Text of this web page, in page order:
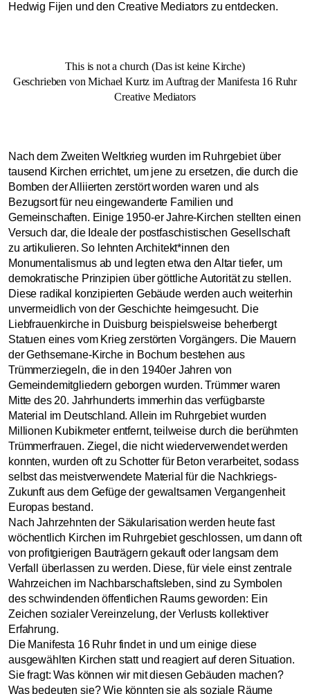
Hedwig Fijen und den Creative Mediatorszu entdecken.
This is not a church (Das ist keine Kirche)
Geschrieben von Michael Kurtz im Auftrag der Manifesta 16 Ruhr
Creative Mediators
Nach dem Zweiten Weltkrieg wurden im Ruhrgebiet über
tausend Kirchen errichtet, um jene zu ersetzen, die durch die
Bomben der Alliierten zerstört worden waren und als
Bezugsort für neu eingewanderte Familien und
Gemeinschaften. Einige 1950-er Jahre-Kirchen stellten einen
Versuch dar, die Ideale der postfaschistischen Gesellschaft
zu artikulieren. So lehnten Architekt*innen den
Monumentalismus ab und legten etwa den Altar tiefer, um
demokratische Prinzipien über göttliche Autorität zu stellen.
Diese radikal konzipierten Gebäude werden auch weiterhin
unvermeidlich von der Geschichte heimgesucht. Die
Liebfrauenkirche in Duisburg beispielsweise beherbergt
Statuen eines vom Krieg zerstörten Vorgängers. Die Mauern
der Gethsemane-Kirche in Bochum bestehen aus
Trümmerziegeln, die in den 1940er Jahren von
Gemeindemitgliedern geborgen wurden. Trümmer waren
Mitte des 20. Jahrhunderts immerhin das verfügbarste
Material im Deutschland. Allein im Ruhrgebiet wurden
Millionen Kubikmeter entfernt, teilweise durch die berühmten
Trümmerfrauen. Ziegel, die nicht wiederverwendet werden
konnten, wurden oft zu Schotter für Beton verarbeitet, sodass
selbst das meistverwendete Material für die Nachkriegs-
Zukunft aus dem Gefüge der gewaltsamen Vergangenheit
Europas bestand.
Nach Jahrzehnten der Säkularisation werden heute fast
wöchentlich Kirchen im Ruhrgebiet geschlossen, um dann oft
von profitgierigen Bauträgern gekauft oder langsam dem
Verfall überlassen zu werden. Diese, für viele einst zentrale
Wahrzeichen im Nachbarschaftsleben, sind zu Symbolen
des schwindenden öffentlichen Raums geworden: Ein
Zeichen sozialer Vereinzelung, der Verlusts kollektiver
Erfahrung.
Die Manifesta 16 Ruhr findet in und um einige diese
ausgewählten Kirchen statt und reagiert auf deren Situation.
Sie fragt: Was können wir mit diesen Gebäuden machen?
Was bedeuten sie? Wie könnten sie als soziale Räume